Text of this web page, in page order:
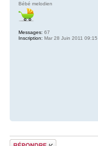
Bébé melodien
Messages: 67
Inscription: Mar 28 Juin 2011 09:15
Répondre